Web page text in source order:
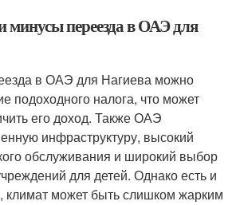
переезда в ОАЭ для
в ОАЭ для Нагиева можно
подоходного налога, что может
его доход. Также ОАЭ
инфраструктуру, высокий
обслуживания и широкий выбор
для детей. Однако есть и
может быть слишком жарким